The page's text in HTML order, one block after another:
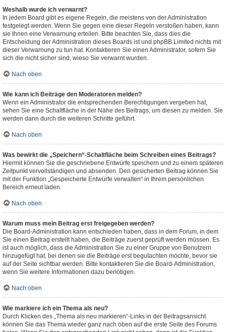
Weshalb wurde ich verwarnt?
In jedem Board gibt es eigene Regeln, die meistens von der Administration
festgelegt werden. Wenn Sie gegen eine dieser Regeln verstoßen haben, kann
sie Ihnen eine Verwarnung erteilen. Bitte beachten Sie, dass dies die
Entscheidung der Administration dieses Boards ist und phpBB Limited nichts mit
dieser Verwarnung zu tun hat. Kontaktieren Sie einen Administrator, sofern Sie
sich die nicht sicher sind, wieso Sie verwarnt wurden.
Nach oben
Wie kann ich Beiträge den Moderatoren melden?
Wenn ein Administrator die entsprechenden Berechtigungen vergeben hat,
sehen Sie eine Schaltfläche in der Nähe des Beitrags, um diesen zu melden. Sie
werden dann durch die weiteren Schritte geführt.
Nach oben
Was bewirkt die „Speichern“-Schaltfläche beim Schreiben eines Beitrags?
Hiermit können Sie die geschriebene Entwürfe speichern und zu einem späteren
Zeitpunkt vervollständigen und absenden. Den gesicherten Beitrag können Sie
mit der Funktion „Gespeicherte Entwürfe verwalten“ in Ihrem persönlichen
Bereich erneut laden.
Nach oben
Warum muss mein Beitrag erst freigegeben werden?
Die Board-Administration kann entschieden haben, dass in dem Forum, in dem
Sie einen Beitrag erstellt haben, die Beiträge zuerst geprüft werden müssen. Es
ist auch möglich, dass die Administration Sie zu einer Gruppe von Benutzern
hinzugefügt hat, bei denen sie die Beiträge erst begutachten möchte, bevor sie
auf der Seite sichtbar werden. Bitte kontaktieren Sie die Board-Administration,
wenn Sie weitere Informationen dazu benötigen.
Nach oben
Wie markiere ich ein Thema als neu?
Durch Klicken des „Thema als neu markieren“-Links in der Beitragsansicht
können Sie das Thema wieder ganz nach oben auf die erste Seite des Forums